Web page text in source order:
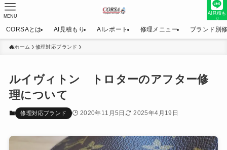
AI見積も
り
MENU
CORSAとは AI見積もり AIレポート 修理メニュー ブランド別
ホーム 修理対応ブランド
ルイヴィトン トロターのアフター修
理について
修理対応ブランド 2020年11月5日 2025年4月19日